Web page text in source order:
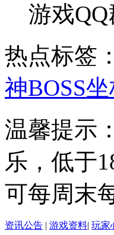
游戏QQ
热点标签：
神BOSS
温馨提示
乐，低于
可每周末
资讯公告 | 游戏资料| 玩家